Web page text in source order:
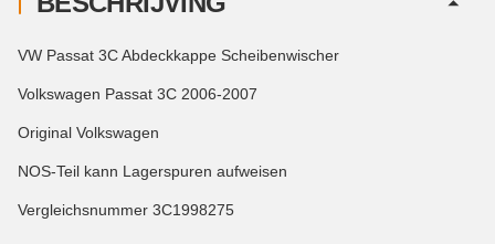
VW Passat 3C Abdeckkappe Scheibenwischer
Volkswagen Passat 3C 2006-2007
Original Volkswagen
NOS-Teil kann Lagerspuren aufweisen
Vergleichsnummer 3C1998275